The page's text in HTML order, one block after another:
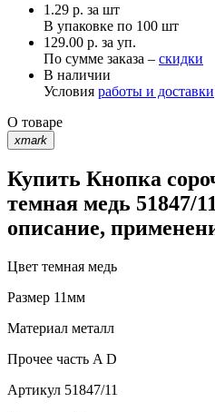
1.29 р. за шт
В упаковке по 100 шт
129.00 р. за уп.
По сумме заказа – скидки
В наличии
Условия работы и доставки
О товаре
xmark
Купить Кнопка
темная медь 51847/
описание,
Цвет темная медь
Размер 11мм
Материал металл
Прочее часть A D
Артикул 51847/11